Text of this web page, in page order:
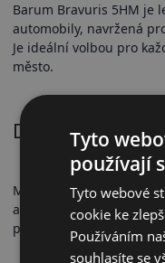
Barum Bravuris 5HM je
automobily, navržená
Je ideální volbou pro
město.
Dezén a
Moderní dezén zajišťuje
aquaplaningu. Speciální
přilnavost na suché i
Tyto
používají
Tyto webové
cookie ke
Používáním
souhlasíte se